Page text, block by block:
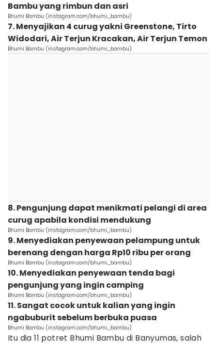
Bambu yang rimbun dan asri
Bhumi Bambu (instagram.com/bhumi_bambu)
7. Menyajikan 4 curug yakni Greenstone, Tirto
Widodari, Air Terjun Kracakan, Air Terjun Temon
Bhumi Bambu (instagram.com/bhumi_bambu)
8. Pengunjung dapat menikmati pelangi di area
curug apabila kondisi mendukung
Bhumi Bambu (instagram.com/bhumi_bambu)
9. Menyediakan penyewaan pelampung untuk
berenang dengan harga Rp10 ribu per orang
Bhumi Bambu (instagram.com/bhumi_bambu)
10. Menyediakan penyewaan tenda bagi
pengunjung yang ingin camping
Bhumi Bambu (instagram.com/bhumi_bambu)
11. Sangat cocok untuk kalian yang ingin
ngabuburit sebelum berbuka puasa
Bhumi Bambu (instagram.com/bhumi_bambu)
Itu dia 11 potret Bhumi Bambu di Banyumas, salah